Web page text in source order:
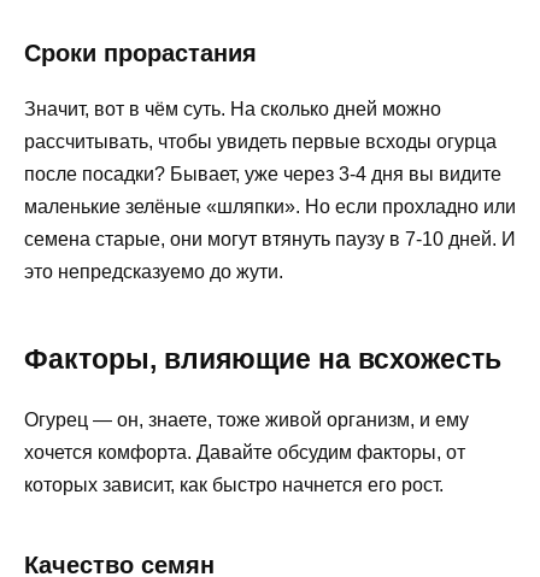
Сроки прорастания
Значит, вот в чём суть. На сколько дней можно
рассчитывать, чтобы увидеть первые всходы огурца
после посадки? Бывает, уже через 3-4 дня вы видите
маленькие зелёные «шляпки». Но если прохладно или
семена старые, они могут втянуть паузу в 7-10 дней. И
это непредсказуемо до жути.
Факторы, влияющие на всхожесть
Огурец — он, знаете, тоже живой организм, и ему
хочется комфорта. Давайте обсудим факторы, от
которых зависит, как быстро начнется его рост.
Качество семян